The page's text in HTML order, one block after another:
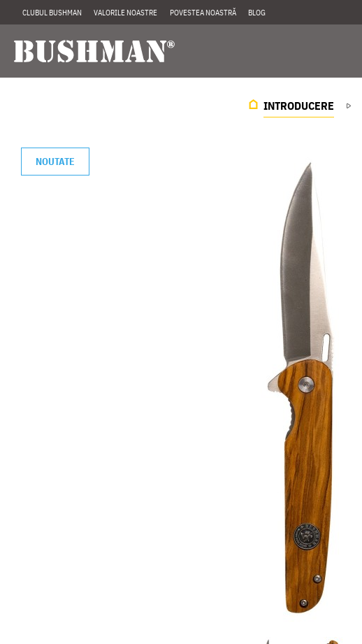
CLUBUL BUSHMAN VALORILE NOASTRE POVESTEA NOASTRĂ BLOG
INTRODUCERE
NOUTATE